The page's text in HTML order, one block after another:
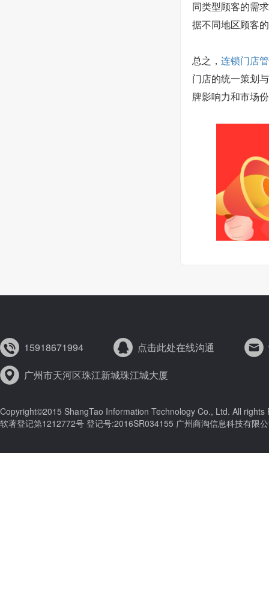
同类型顾客的需
据不同地区顾客
总之， 连锁门店
门店的统一策划
牌影响力和市场
15918671994 点击此处在线沟通
广州市天河区珠江新城珠江城大厦
Copyright©2015 ShangTao Information Technology Co., Ltd. All
软著登记第1212772号 登记号:2016SR034155 广州商淘信息科技有限